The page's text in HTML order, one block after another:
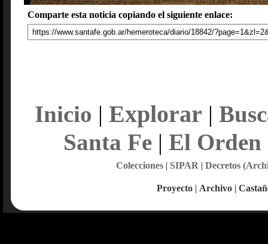
Comparte esta noticia copiando el siguiente enlace:
Inicio | Explorar |
Santa Fe| El Orden
Colecciones| SIPAR | Decretos
Proyecto | Archivo |